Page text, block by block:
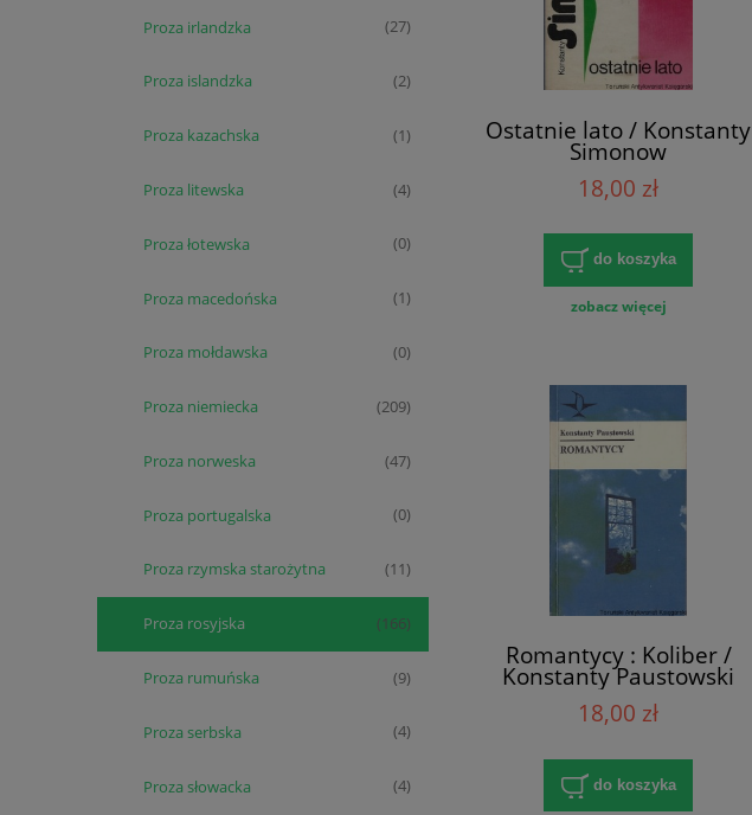
Proza irlandzka (27)
Proza islandzka (2)
Proza kazachska (1)
Proza litewska (4)
Proza łotewska (0)
Proza macedońska (1)
Proza mołdawska (0)
Proza niemiecka (209)
Proza norweska (47)
Proza portugalska (0)
Proza rzymska starożytna (11)
Proza rosyjska (166)
Proza rumuńska (9)
Proza serbska (4)
Proza słowacka (4)
Ostatnie lato / Konstanty
Simonow
18,00 zł
do koszyka
zobacz więcej
Romantycy : Koliber /
Konstanty Paustowski
18,00 zł
do koszyka